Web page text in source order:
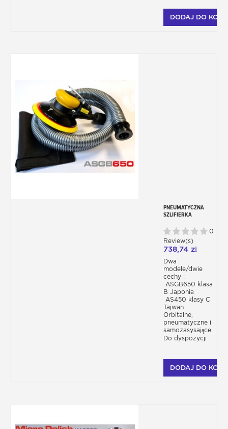
DODAJ DO
PNEUMATYCZNA
SZLIFIERKA
MM – DWA MODELE
0
Review(s)
738,74 zł
Dwa
modele/dwie
cechy :
ASGB650 klasa
B Japonia
AS450 klasy C
Tajwan
Orbitalne,
pneumatyczne i
samozasysające
Do dyspozycji
DODAJ DO